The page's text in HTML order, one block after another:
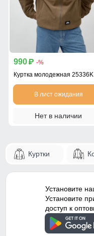
990 p -%
Куртка молодежная 25336K
В лист ожидания
Нет в наличии
Куртки
Установите
Установите
доступ к